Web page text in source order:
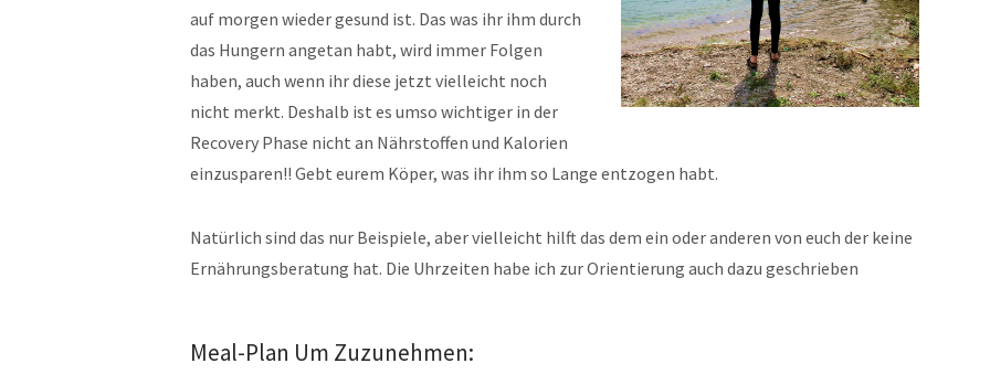
auf morgen wieder gesund ist. Das was ihr ihm durch
das Hungern angetan habt, wird immer Folgen
haben, auch wenn ihr diese jetzt vielleicht noch
nicht merkt. Deshalb ist es umso wichtiger in der
Recovery Phase nicht an Nährstoffen und Kalorien
einzusparen!! Gebt eurem Köper, was ihr ihm so Lange entzogen habt.
Natürlich sind das nur Beispiele, aber vielleicht hilft das dem ein oder anderen von euch der keine
Ernährungsberatung hat. Die Uhrzeiten habe ich zur Orientierung auch dazu geschrieben
Meal-Plan Um Zuzunehmen: